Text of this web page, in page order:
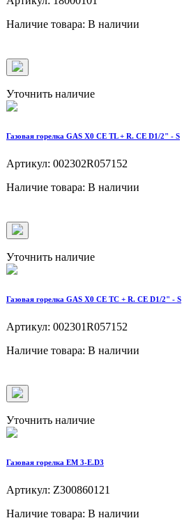
Наличие товара: В наличии
Уточнить наличие
Газовая горелка GAS X0 CE TL + R. CE D1/2" - S
Артикул: 002302R057152
Наличие товара: В наличии
Уточнить наличие
Газовая горелка GAS X0 CE TC + R. CE D1/2" - S
Артикул: 002301R057152
Наличие товара: В наличии
Уточнить наличие
Газовая горелка EM 3-E.D3
Артикул: Z300860121
Наличие товара: В наличии